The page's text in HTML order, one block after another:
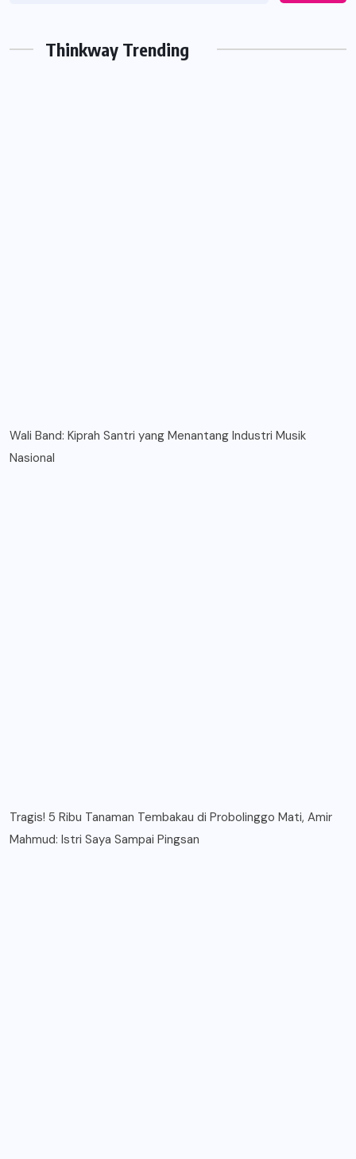
Thinkway Trending
Wali Band: Kiprah Santri yang Menantang Industri Musik
Nasional
Tragis! 5 Ribu Tanaman Tembakau di Probolinggo Mati, Amir
Mahmud: Istri Saya Sampai Pingsan